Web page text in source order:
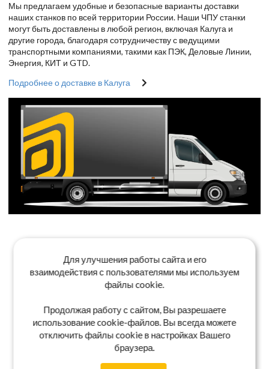
Мы предлагаем удобные и безопасные варианты доставки
наших станков по всей территории России. Наши ЧПУ станки
могут быть доставлены в любой регион, включая Калуга и
другие города, благодаря сотрудничеству с ведущими
транспортными компаниями, такими как ПЭК, Деловые Линии,
Энергия, КИТ и GTD.
Подробнее о доставке в Калуга
Для улучшения работы сайта и его
взаимодействия с пользователями мы используем
файлы cookie.
Продолжая работу с сайтом, Вы разрешаете
использование cookie-файлов. Вы всегда можете
отключить файлы cookie в настройках Вашего
браузера.